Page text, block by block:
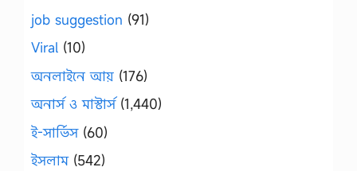
job suggestion (91)
Viral (10)
অনলাইনে আয় (176)
অনার্স ও মাস্টার্স(1,440)
ই-সার্ভিস(60)
ইসলাম(542)